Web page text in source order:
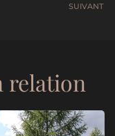
SUIVANT
relation